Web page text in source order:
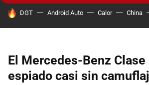
HOY SE HABLA DE
DGT Android Auto Calor China
El Mercedes-Benz Clase
espiado casi sin